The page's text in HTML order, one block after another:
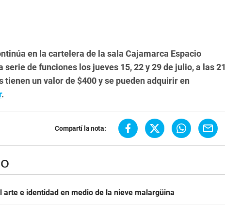
en la cartelera de la sala Cajamarca Espacio
serie de funciones los jueves 15, 22 y 29 de julio, a las 21
tienen un valor de $400 y se pueden adquirir en
.
Compartí la nota:
arte e identidad en medio de la nieve malargüina